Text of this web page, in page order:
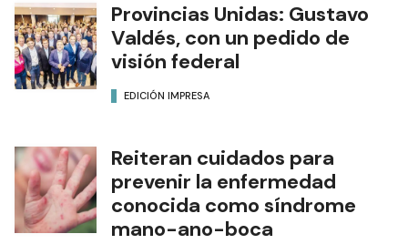
Provincias Unidas: Gustavo
Valdés, con un pedido de
visión federal
EDICIÓN IMPRESA
Reiteran cuidados para
prevenir la enfermedad
conocida como síndrome
mano-ano-boca